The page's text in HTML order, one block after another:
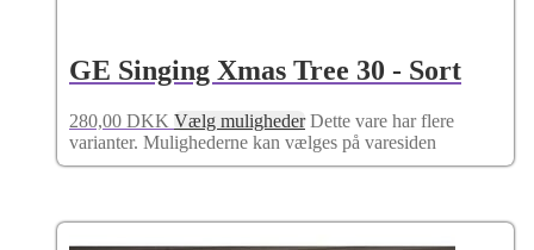
GE Singing Xmas Tree 30 - Sort
280,00 DKK Vælg muligheder Dette vare har flere
varianter. Mulighederne kan vælges på varesiden